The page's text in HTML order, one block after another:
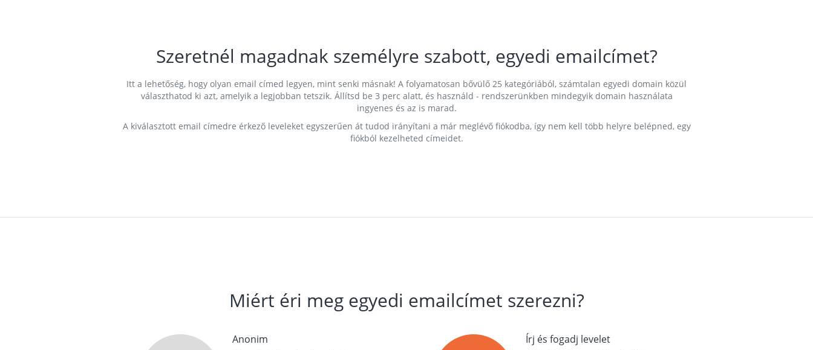
Szeretnél magadnak személyre szabott, egyedi emailcímet?
Itt a lehetőség, hogy olyan email címed legyen, mint senki másnak! A folyamatosan bővülő 25 kategóriából, számtalan egyedi domain közül
választhatod ki azt, amelyik a legjobban tetszik. Állítsd be 3 perc alatt, és használd - rendszerünkben mindegyik domain használata
ingyenes és az is marad.
A kiválasztott email címedre érkező leveleket egyszerűen át tudod irányítani a már meglévő fiókodba, így nem kell több helyre belépned, egy
fiókból kezelheted címeidet.
Miért éri meg egyedi emailcímet szerezni?
Anonim Írj és fogadj levelet